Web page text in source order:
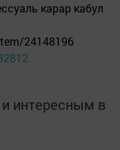
карар кабул
24148196
интересным в